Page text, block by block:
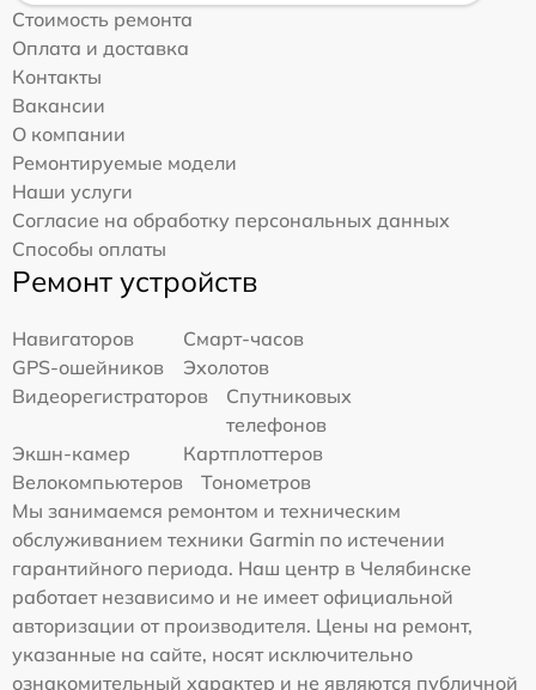
Стоимость ремонта
Оплата и доставка
Контакты
Вакансии
О компании
Ремонтируемые модели
Наши услуги
Согласие на обработку персональных данных
Способы оплаты
Ремонт устройств
Навигаторов
Смарт-часов
GPS-ошейников
Эхолотов
Видеорегистраторов
Спутниковых
телефонов
Экшн-камер
Картплоттеров
Велокомпьютеров
Тонометров
Мы занимаемся ремонтом и техническим
обслуживанием техники Garmin по истечении
гарантийного периода. Наш центр в Челябинске
работает независимо и не имеет официальной
авторизации от производителя. Цены на ремонт,
указанные на сайте, носят исключительно
ознакомительный характер и не являются публичной